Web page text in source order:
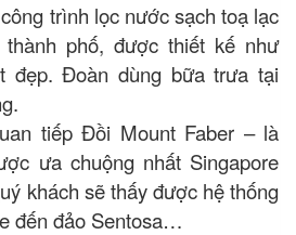
trình lọc nước sạch toạ lạc
phố, được thiết kế như
đẹp. Đoàn dùng bữa trưa tại
tiếp Đồi Mount Faber – là
ưa chuộng nhất Singapore
khách sẽ thấy được hệ thống
đến đảo Sentosa…